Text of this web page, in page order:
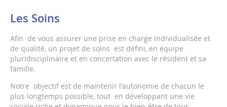
Les Soins
Afin de vous assurer une prise en charge individualisée et
de qualité, un projet de soins est défini, en équipe
pluridisciplinaire et en concertation avec le résident et sa
famille.
Notre objectif est de maintenir l'autonomie de chacun le
plus longtemps possible, tout en développant une vie